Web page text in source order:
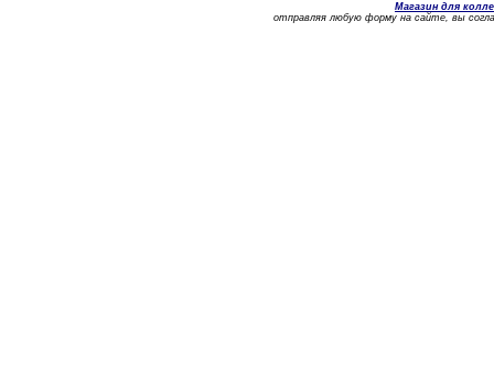
Магазин для
отправляя любую форму на сайте, вы